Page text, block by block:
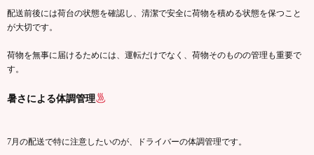
配送前後には荷台の状態を確認し、清潔で安全に荷物を積める状態を保つこと
が大切です。
荷物を無事に届けるためには、運転だけでなく、荷物そのものの管理も重要で
す。
暑さによる体調管理
7月の配送で特に注意したいのが、ドライバーの体調管理です。